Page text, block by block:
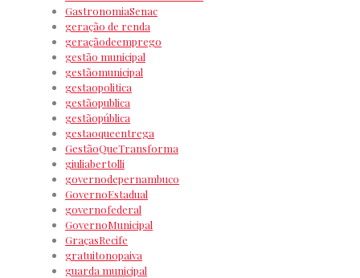
GastronomiaSenac
geração de renda
geraçãodeemprego
gestão municipal
gestãomunicipal
gestaopolitica
gestãopublica
gestãopública
gestaoqueentrega
GestãoQueTransforma
giuliabertolli
governodepernambuco
GovernoEstadual
governofederal
GovernoMunicipal
GraçasRecife
gratuitonopaiva
guarda municipal